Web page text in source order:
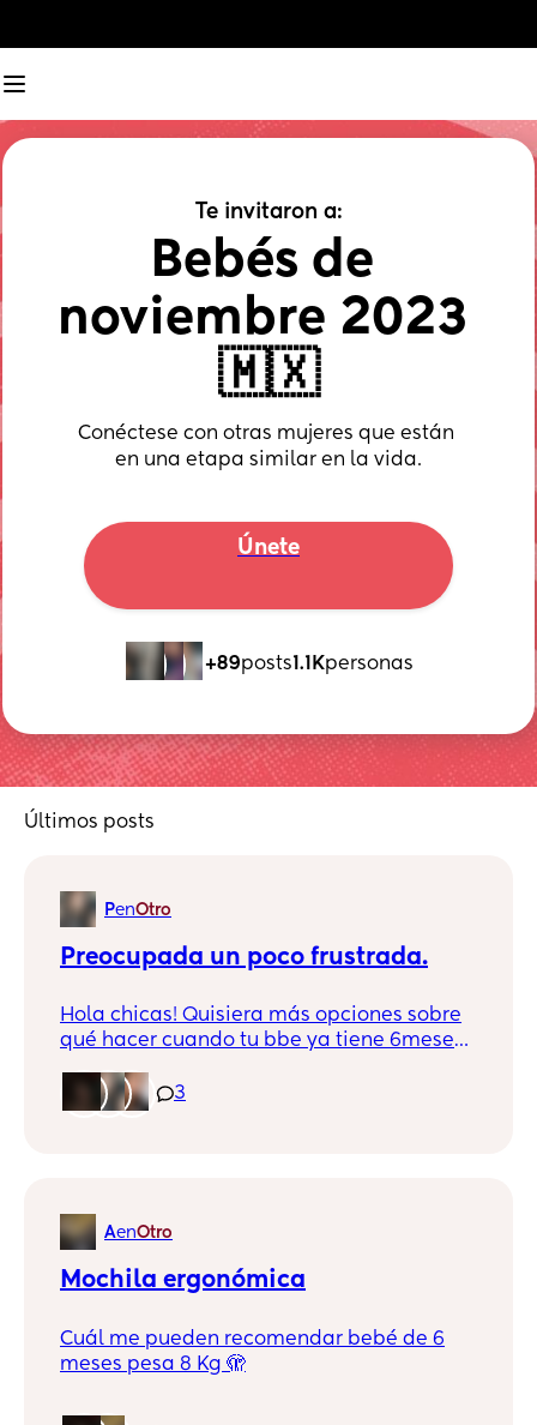
Te invitaron a:
Bebés de
noviembre 2023
🇲🇽
Conéctese con otras mujeres que están
en una etapa similar en la vida.
Únete
+89posts1.1Kpersonas
Últimos posts
PenOtro
Preocupada un poco frustrada.
Hola chicas! Quisiera más opciones sobre
qué hacer cuando tu bbe ya tiene 6meses
completamentaria pero ya lleva 5 días
que inicie y no quiere absolutamente nada
intento y no logro que pruebe. Ya intenté
triturado y con el pedacito. Alguien que me
de más consejos, quien le paso lo mismo y
como logro que pruebe 🙏🏻.
3
AenOtro
Mochila ergonómica
Cuál me pueden recomendar bebé de 6
meses pesa 8 Kg 🫣